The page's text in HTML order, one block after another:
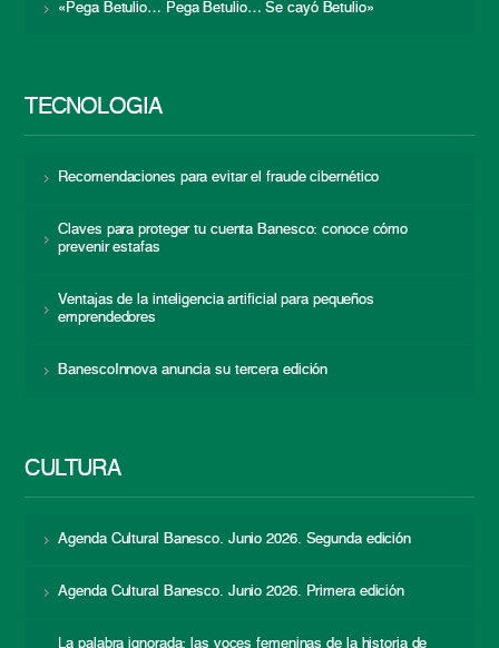
«Pega Betulio… Pega Betulio… Se cayó Betulio»
TECNOLOGÍA
Recomendaciones para evitar el fraude cibernético
Claves para proteger tu cuenta Banesco: conoce cómo
prevenir estafas
Ventajas de la inteligencia artificial para pequeños
emprendedores
BanescoInnova anuncia su tercera edición
CULTURA
Agenda Cultural Banesco. Junio 2026. Segunda edición
Agenda Cultural Banesco. Junio 2026. Primera edición
La palabra ignorada: las voces femeninas de la historia de